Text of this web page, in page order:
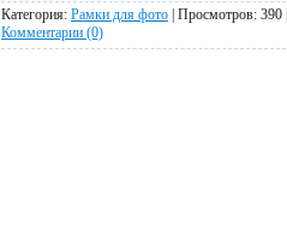
Категория: Рамки для фото | Просмотров: 390
Комментарии (0)